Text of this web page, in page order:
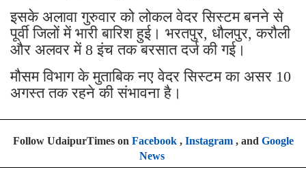
इसके अलावा गुरुवार को लोकल वेदर सिस्टम बनने से
पूर्वी जिलों में भारी बारिश हुई। भरतपुर, धौलपुर, करौली
और अलवर में 8 इंच तक बरसात दर्ज की गई।
मौसम विभाग के मुताबिक नए वेदर सिस्टम का असर 10
अगस्त तक रहने की संभावना है।
Follow UdaipurTimes on Facebook, Instagram, and Google
News